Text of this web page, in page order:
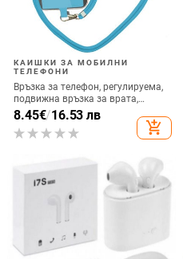
КАИШКИ ЗА МОБИЛНИ
ТЕЛЕФОНИ
Връзка за телефон, регулируема,
подвижна връзка за врата,
каишка за аксесоари за мобилни
телефони, въже за мобилен
телефон, презрамки за врата,
8.45€/16.53 лв
add_shopping_cart